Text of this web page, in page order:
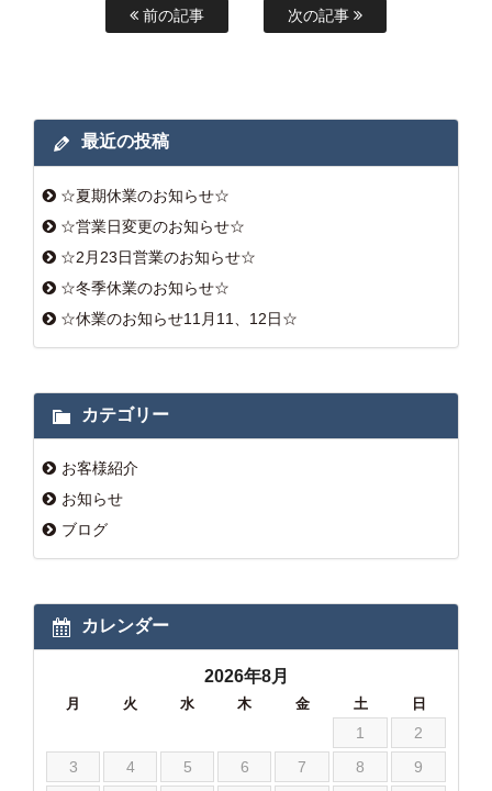
前の記事 次の記事
最近の投稿
☆夏期休業のお知らせ☆
☆営業日変更のお知らせ☆
☆2月23日営業のお知らせ☆
☆冬季休業のお知らせ☆
☆休業のお知らせ11月11、12日☆
カテゴリー
お客様紹介
お知らせ
ブログ
カレンダー
2026年8月
月 火 水 木 金 土 日
1
2
3
4 5 6 7 8
9